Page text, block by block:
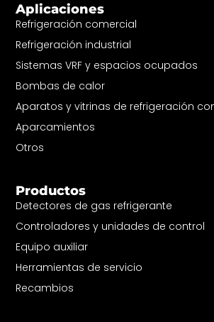
Aplicaciones
Refrigeración comercial
Refrigeración industrial
Sistemas VRF y espacios ocupados
Bombas de calor
Aparatos y vitrinas de refrigeración
Aparcamientos
Otros
Productos
Detectores de gas refrigerante
Controladores y unidades de control
Equipo auxiliar
Herramientas de servicio
Recambios